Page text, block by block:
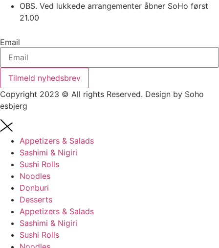
OBS. Ved lukkede arrangementer åbner SoHo først
21.00
Email
Tilmeld nyhedsbrev
Copyright 2023 © All rights Reserved. Design by Soho
esbjerg
Appetizers & Salads
Sashimi & Nigiri
Sushi Rolls
Noodles
Donburi
Desserts
Appetizers & Salads
Sashimi & Nigiri
Sushi Rolls